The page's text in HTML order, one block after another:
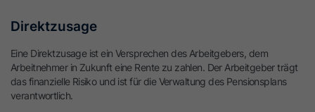
Direktzusage
Eine Direktzusage ist ein Versprechen des Arbeitgebers, dem
Arbeitnehmer in Zukunft eine Rente zu zahlen. Der Arbeitgeber trägt
das finanzielle Risiko und ist für die Verwaltung des Pensionsplans
verantwortlich.